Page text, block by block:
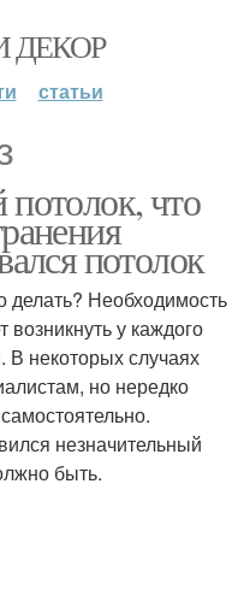
ДЕКОР
статьи
что
потолок
делать? Необходимость
у каждого
В некоторых случаях
но нередко
незначительный
быть.